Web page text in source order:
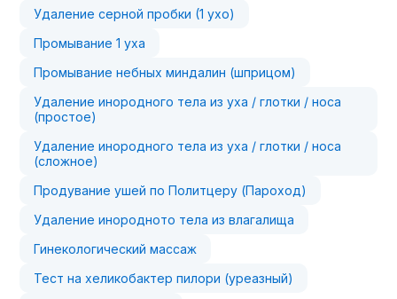
Удаление серной пробки (1 ухо)
Промывание 1 уха
Промывание небных миндалин (шприцом)
Удаление инородного тела из уха / глотки / носа
(простое)
Удаление инородного тела из уха / глотки / носа
(сложное)
Продувание ушей по Политцеру (Пароход)
Удаление инородното тела из влагалища
Гинекологический массаж
Тест на хеликобактер пилори (уреазный)